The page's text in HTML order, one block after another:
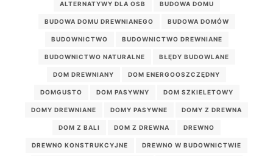
ALTERNATYWY DLA OSB BUDOWA DOMU
BUDOWA DOMU DREWNIANEGO BUDOWA DOMÓW
BUDOWNICTWO BUDOWNICTWO DREWNIANE
BUDOWNICTWO NATURALNE BŁĘDY BUDOWLANE
DOM DREWNIANY DOM ENERGOOSZCZĘDNY
DOMGUSTO DOM PASYWNY DOM SZKIELETOWY
DOMY DREWNIANE DOMY PASYWNE DOMY Z DREWNA
DOM Z BALI DOM Z DREWNA DREWNO
DREWNO KONSTRUKCYJNE DREWNO W BUDOWNICTWIE